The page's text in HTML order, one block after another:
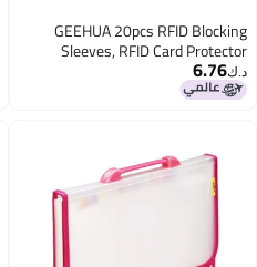
GEEHUA 20pcs RFID Blocking
Sleeves, RFID Card Protector
Holder Credit Card Sleeves Identity
Theft Prevention for Women
د.ك‏6.76